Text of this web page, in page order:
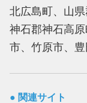
北広島町、山県
神石郡神石高
市、竹原市、
● 関連サイト